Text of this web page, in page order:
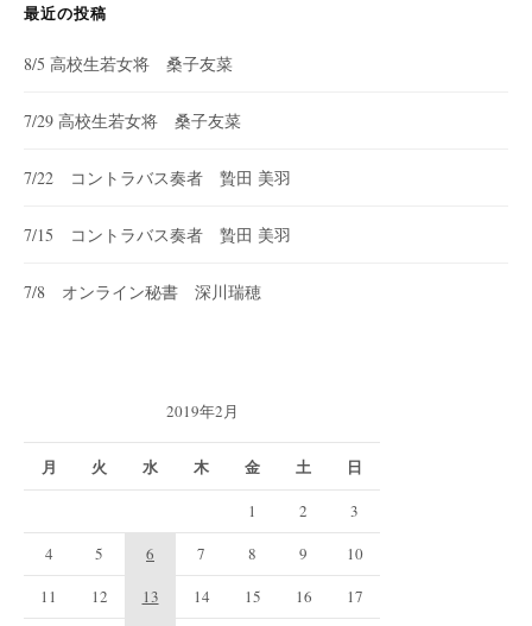
最近の投稿
8/5 高校生若女将 桑子友菜
7/29 高校生若女将 桑子友菜
7/22 コントラバス奏者 贄田 美羽
7/15 コントラバス奏者 贄田 美羽
7/8 オンライン秘書 深川瑞穂
2019年2月
月 火 水 木 金 土 日
1 2
3
4
5 6 7 8 9
10
11
12 13 14 15 16
17